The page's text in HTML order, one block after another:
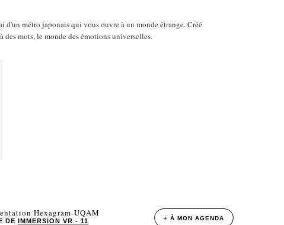
d'un métro japonais qui vous ouvre à un monde étrange. Créé
mots, le monde des émotions universelles.
Hexagram-UQAM
DE IMMERSION VR - 11
+ À MON AGENDA